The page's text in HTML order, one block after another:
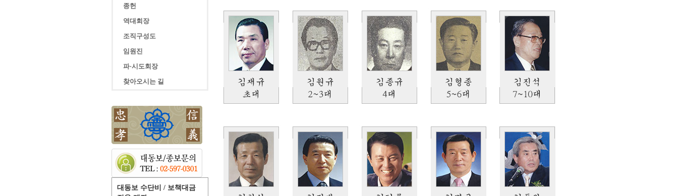
종헌
역대회장
조직구성도
임원진
파·시도회장
찾아오시는 길
대동보 수단비 / 보책대금